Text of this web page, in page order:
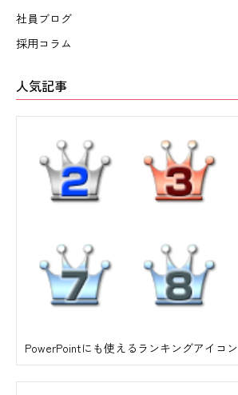
社員ブログ
採用コラム
人気記事
PowerPointにも使えるランキングアイコン